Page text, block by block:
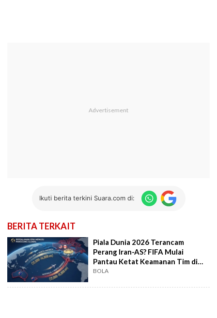
Ikuti berita terkini Suara.com di:
BERITA TERKAIT
Piala Dunia 2026 Terancam
Perang Iran-AS? FIFA Mulai
Pantau Ketat Keamanan Tim di
Amerika Serikat
BOLA